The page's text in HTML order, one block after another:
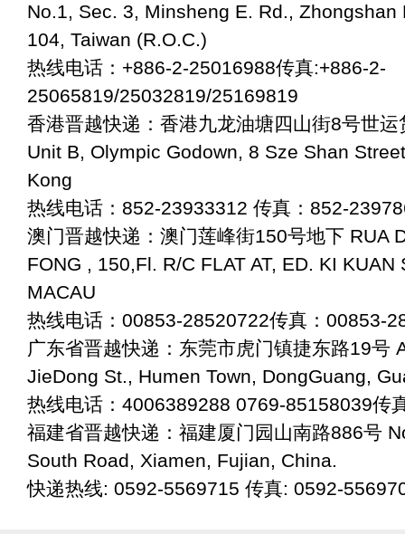
No.1, Sec. 3, Minsheng E. Rd., Zhongshan
104, Taiwan (R.O.C.)
热线电话：+886-2-25016988传真:+886-2-
25065819/25032819/25169819
香港晋越快递：香港九龙油塘四山街8号世运
Unit B, Olympic Godown, 8 Sze Shan
Kong
热线电话：852-23933312 传真：852-
澳门晋越快递：澳门莲峰街150号地下 RUA
FONG , 150,Fl. R/C FLAT AT, ED. KI KUAN
MACAU
热线电话：00853-28520722传真：00853-
广东省晋越快递：东莞市虎门镇捷东路19号
JieDong St., Humen Town, DongGuang,
热线电话：4006389288 0769-85158039传
福建省晋越快递：福建厦门园山南路886号
South Road, Xiamen, Fujian, China.
快递热线: 0592-5569715 传真: 0592-